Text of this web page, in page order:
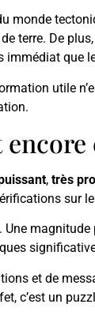
monde
terre. De
immédiat que
utile
, très
sur
et de
c’est un